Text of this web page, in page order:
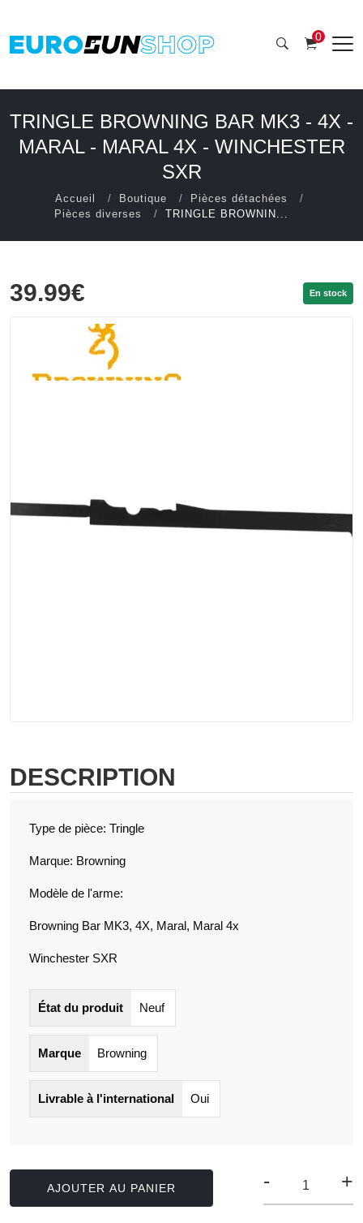
0
TRINGLE BROWNING BAR MK3 - 4X -
MARAL - MARAL 4X - WINCHESTER
SXR
Accueil Boutique
Pièces détachées
Pièces diverses
TRINGLE BROWNIN...
39.99€ En stock
DESCRIPTION
Type de pièce: Tringle
Marque: Browning
Modèle de l'arme:
Browning Bar MK3, 4X, Maral, Maral 4x
Winchester SXR
État du produit Neuf
Marque Browning
Livrable à l'international Oui
AJOUTER AU PANIER - +